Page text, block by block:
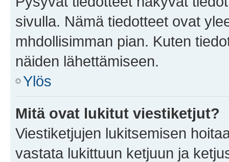
sivulla. Nämä tiedotteet ovat
mhdollisimman pian. Kuten
näiden lähettämiseen.
Ylös
Mitä ovat lukitut viestiketjut?
Viestiketjujen lukitsemisen
vastata lukittuun ketjuun ja